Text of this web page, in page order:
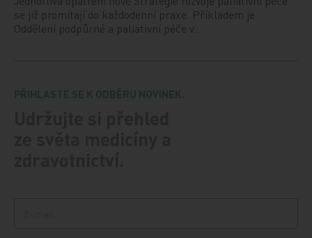
se již promítají do každodenní praxe. Příkladem je
Oddělení podpůrné a paliativní péče v…
PŘIHLASTE SE K ODBĚRU NOVINEK.